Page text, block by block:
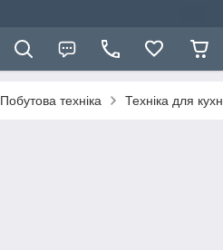
Побутова техніка Техніка для